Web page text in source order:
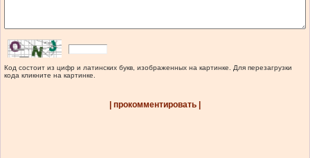
Код состоит из цифр и латинских букв, изображенных на картинке. Для перезагрузки
кода кликните на картинке.
| прокомментировать |